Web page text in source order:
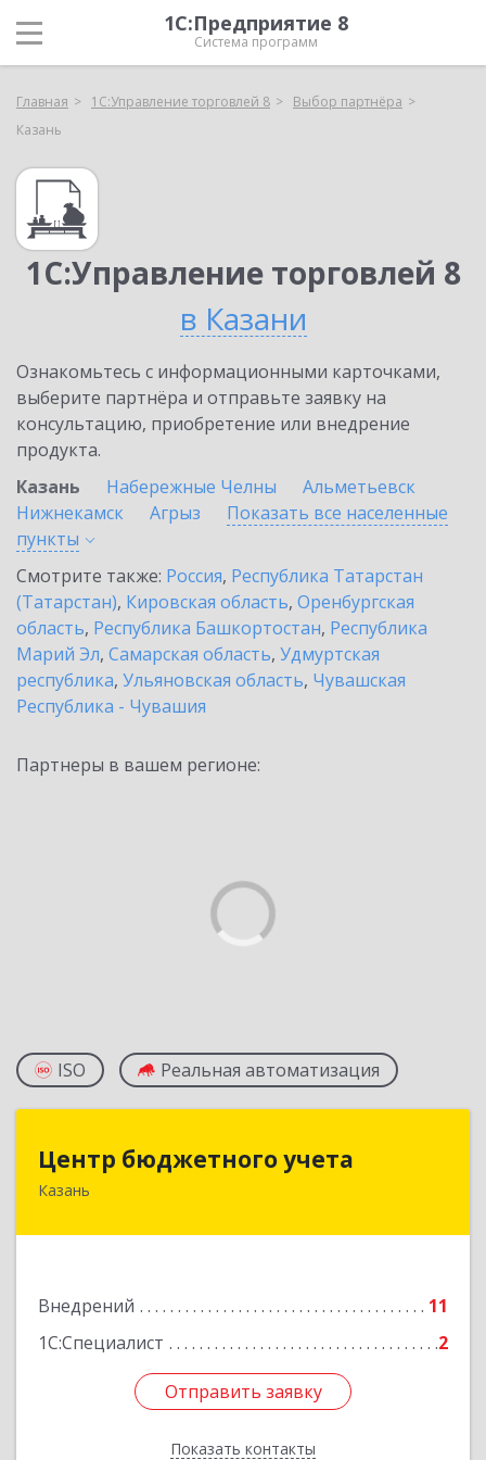
1С:Предприятие 8
Система программ
Главная 1С:Управление торговлей 8
Выбор партнёра
Казань
1С:Управление торговлей 8
в Казани
Ознакомьтесь с информационными карточками,
выберите партнёра и отправьте заявку на
консультацию, приобретение или внедрение
продукта.
Казань
Набережные Челны
Альметьевск
Нижнекамск
Агрыз
Показать все населенные
пункты
Смотрите также: Россия, Республика Татарстан
(Татарстан), Кировская область, Оренбургская
область, Республика Башкортостан, Республика
Марий Эл, Самарская область, Удмуртская
республика, Ульяновская область, Чувашская
Республика - Чувашия
Партнеры в вашем регионе:
ISO Реальная автоматизация
Центр бюджетного учета
Казань
Внедрений
11
1С:Специалист
2
Отправить заявку
Показать контакты
Центр бюджетного учета
Отправить заявку
Назад